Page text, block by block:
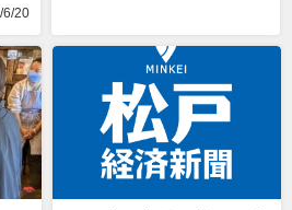
6/20